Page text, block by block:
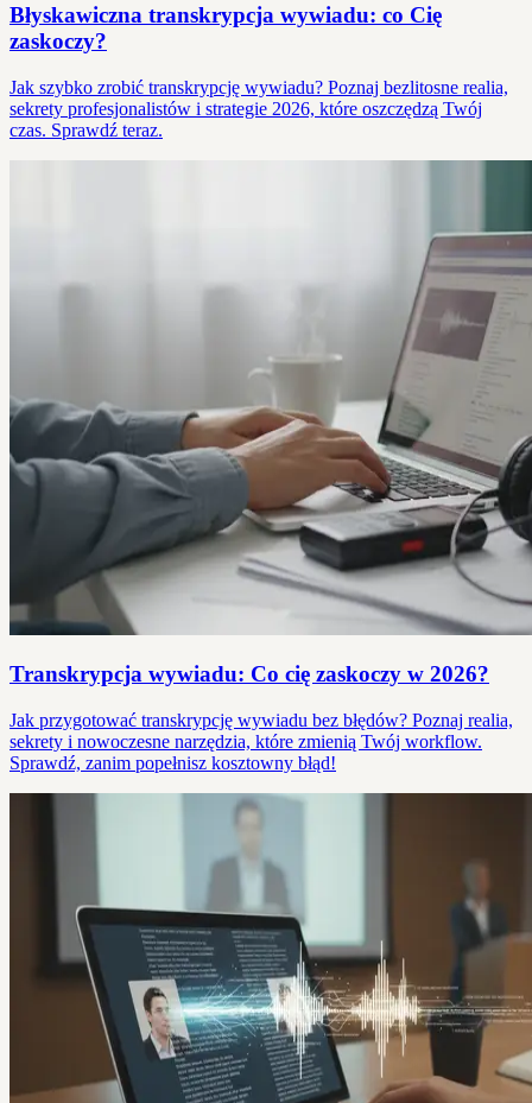
Błyskawiczna transkrypcja wywiadu: co Cię
zaskoczy?
Jak szybko zrobić transkrypcję wywiadu? Poznaj bezlitosne realia,
sekrety profesjonalistów i strategie 2026, które oszczędzą Twój
czas. Sprawdź teraz.
Transkrypcja wywiadu: Co cię zaskoczy w 2026?
Jak przygotować transkrypcję wywiadu bez błędów? Poznaj realia,
sekrety i nowoczesne narzędzia, które zmienią Twój workflow.
Sprawdź, zanim popełnisz kosztowny błąd!